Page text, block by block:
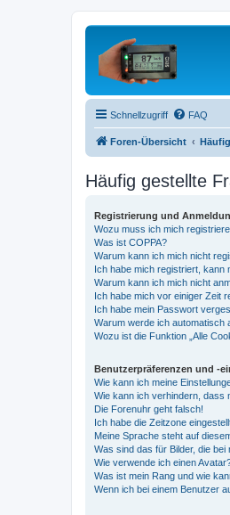
Schnellzugriff FAQ
Foren-Übersicht
Häufig gestellte
Registrierung und
Wozu muss ich mich
Was ist COPPA?
Warum kann ich mich nicht
Ich habe mich registriert, kann
Warum kann ich mich nicht
Ich habe mich vor einiger Zeit
Ich habe mein Passwort
Warum werde ich automatisch
Wozu ist die Funktion „Alle
Benutzerpräferenzen und -
Wie kann ich meine
Wie kann ich verhindern, dass
Die Forenuhr geht falsch!
Ich habe die Zeitzone
Meine Sprache steht auf
Was sind das für Bilder, die
Wie verwende ich einen
Was ist mein Rang und wie
Wenn ich bei einem Benutzer